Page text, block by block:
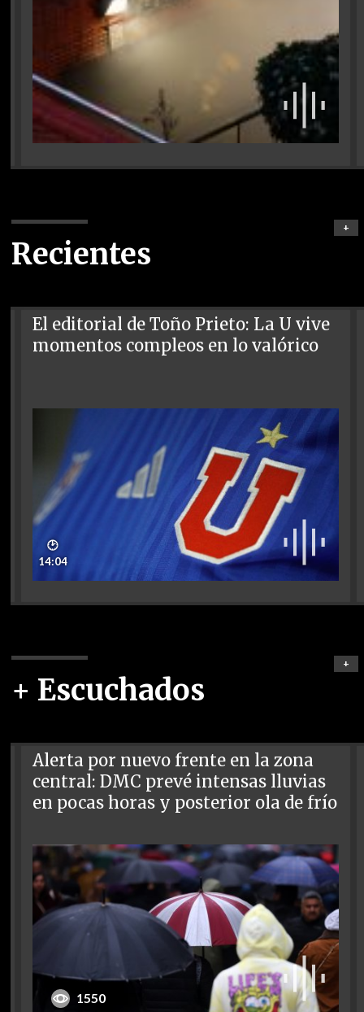
Recientes
+
El editorial de Toño Prieto: La U vive
momentos compleos en lo valórico
🕑
14:04
+ Escuchados
+
Alerta por nuevo frente en la zona
central: DMC prevé intensas lluvias
en pocas horas y posterior ola de frío
1550